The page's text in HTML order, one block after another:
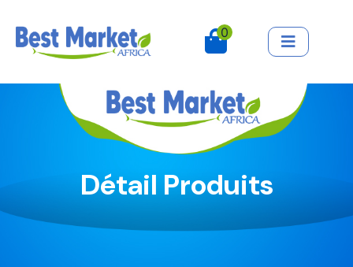
0
Détail Produits